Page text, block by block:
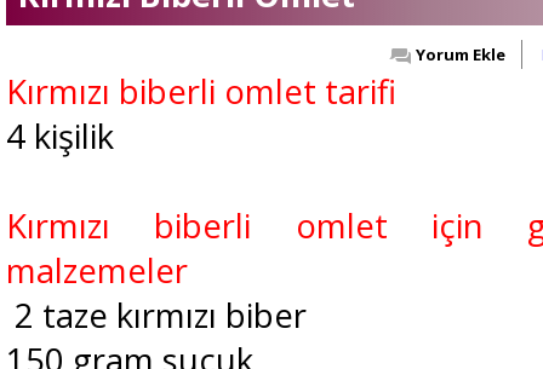
Yorum Ekle
Kırmızı biberli omlet tarifi
4 kişilik
Kırmızı biberli omlet için
malzemeler
2 taze kırmızı biber
150 gram sucuk